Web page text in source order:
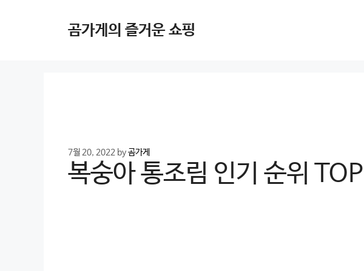
곰가게의 즐거운 쇼핑
7월 20, 2022 by곰가게
복숭아 통조림 인기 순위